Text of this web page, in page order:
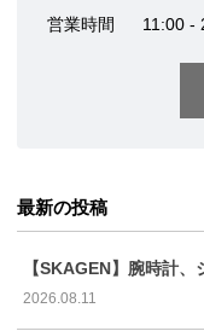
営業時間 11:00 -
最新の投稿
【SKAGEN】腕時計
2026.08.11